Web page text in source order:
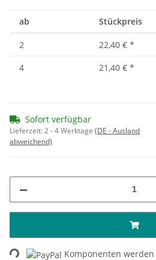
ab Stückpreis
2 22,40 € *
4
21,40 € *
Sofort verfügbar
Lieferzeit:2 - 4 Werktage (DE - Ausland
abweichend)
Komponenten